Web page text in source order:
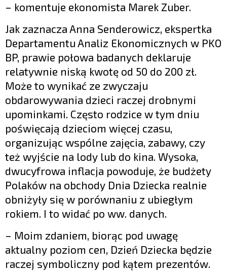
– komentuje ekonomista Marek Zuber.
Jak zaznacza Anna Senderowicz, ekspertka
Departamentu Analiz Ekonomicznych w PKO
BP, prawie połowa badanych deklaruje
relatywnie niską kwotę od 50 do 200 zł.
Może to wynikać ze zwyczaju
obdarowywania dzieci raczej drobnymi
upominkami. Często rodzice w tym dniu
poświęcają dzieciom więcej czasu,
organizując wspólne zajęcia, zabawy, czy
też wyjście na lody lub do kina. Wysoka,
dwucyfrowa inflacja powoduje, że budżety
Polaków na obchody Dnia Dziecka realnie
obniżyły się w porównaniu z ubiegłym
rokiem. I to widać po ww. danych.
– Moim zdaniem, biorąc pod uwagę
aktualny poziom cen, Dzień Dziecka będzie
raczej symboliczny pod kątem prezentów.